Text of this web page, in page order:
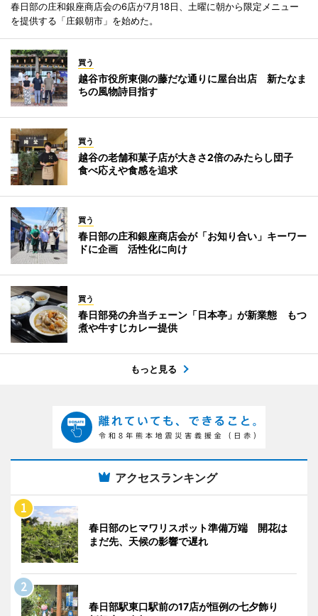
春日部の庄和銀座商店会の6店が7月18日、土曜に朝から限定メニュー
を提供する「庄銀朝市」を始めた。
買う
越谷市役所東側の藤だな通りに屋台出店 新たなま
ちの風物詩目指す
買う
越谷の老舗和菓子店が大きさ2倍のみたらし団子
食べ応えや食感を追求
買う
春日部の庄和銀座商店会が「お知り合い」キーワー
ドに企画 活性化に向け
買う
春日部発の弁当チェーン「日本亭」が新業態 もつ
煮や牛すじカレー提供
もっと見る
アクセスランキング
春日部のヒマワリスポット準備万端 開花は
まだ先、天候の影響で遅れ
春日部駅東口駅前の17店が恒例の七夕飾り